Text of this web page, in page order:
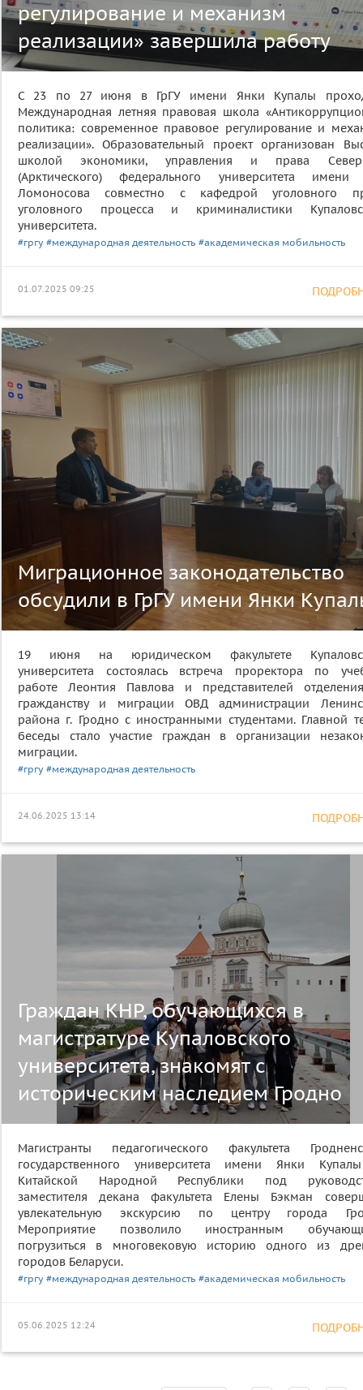
регулирование и механизм
реализации» завершила работу
С 23 по 27 июня в ГрГУ имени Янки Купалы
Международная летняя правовая школа
политика: современное правовое регулирование и
реализации». Образовательный проект организован
школой экономики, управления и права
(Арктического) федерального университета
Ломоносова совместно с кафедрой уголовного
уголовного процесса и криминалистики
университета.
#гргу #международная деятельность #академическая мобильность
01.07.2025 09:25
Миграционное законодательство
обсудили в ГрГУ имени Янки
19 июня на юридическом факультете
университета состоялась встреча проректора по
работе Леонтия Павлова и представителей
гражданству и миграции ОВД администрации
района г. Гродно с иностранными студентами. Главной
беседы стало участие граждан в организации
миграции.
#гргу #международная деятельность
24.06.2025 13:14
Граждан КНР, обучающихся в
магистратуре Купаловского
университета, знакомят с
историческим наследием Гродно
Магистранты педагогического факультета
государственного университета имени Янки
Китайской Народной Республики под
заместителя декана факультета Елены Бэкман
увлекательную экскурсию по центру города
Мероприятие позволило иностранным
погрузиться в многовековую историю одного из
городов Беларуси.
#гргу #международная деятельность #академическая мобильность
05.06.2025 12:24